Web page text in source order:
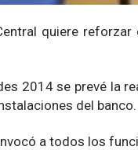
quiere
2014 se prevé la
del banco.
a todos los